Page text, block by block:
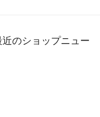
ンド「ICONIQ (アイコニ
やキャラクターをオマー
ザインが特徴。
のショップニュー